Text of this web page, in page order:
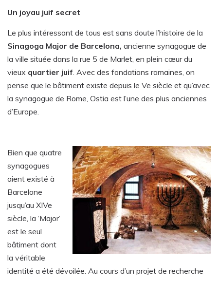
Un joyau juif secret
Le plus intéressant de tous est sans doute l’histoire de la
Sinagoga Major de Barcelona, ancienne synagogue de
la ville située dans la rue 5 de Marlet, en plein cœur du
vieux quartier juif. Avec des fondations romaines, on
pense que le bâtiment existe depuis le Ve siècle et qu’avec
la synagogue de Rome, Ostia est l’une des plus anciennes
d’Europe.
Bien que quatre
synagogues
aient existé à
Barcelone
jusqu’au XIVe
siècle, la ‘Major’
est le seul
bâtiment dont
la véritable
identité a été dévoilée. Au cours d’un projet de recherche